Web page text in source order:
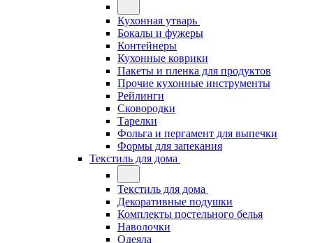
Кухонная утварь
Бокалы и фужеры
Контейнеры
Кухонные коврики
Пакеты и пленка для продуктов
Прочие кухонные инструменты
Рейлинги
Сковородки
Тарелки
Фольга и пергамент для выпечки
Формы для запекания
Текстиль для дома
Текстиль для дома
Декоративные подушки
Комплекты постельного белья
Наволочки
Одеяла